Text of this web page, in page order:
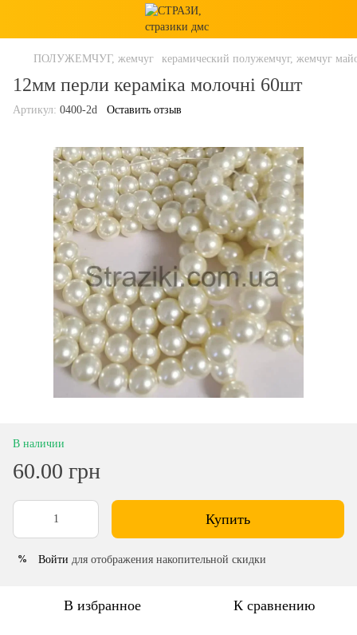
ПОЛУЖЕМЧУГ, жемчуг керамический полужемчуг, жемчуг
12мм перли кераміка молочні 60шт
Артикул: 0400-2d Оставить отзыв
В наличии
60.00 грн
Купить
% Войти для отображения накопительной скидки
В избранное К сравнению